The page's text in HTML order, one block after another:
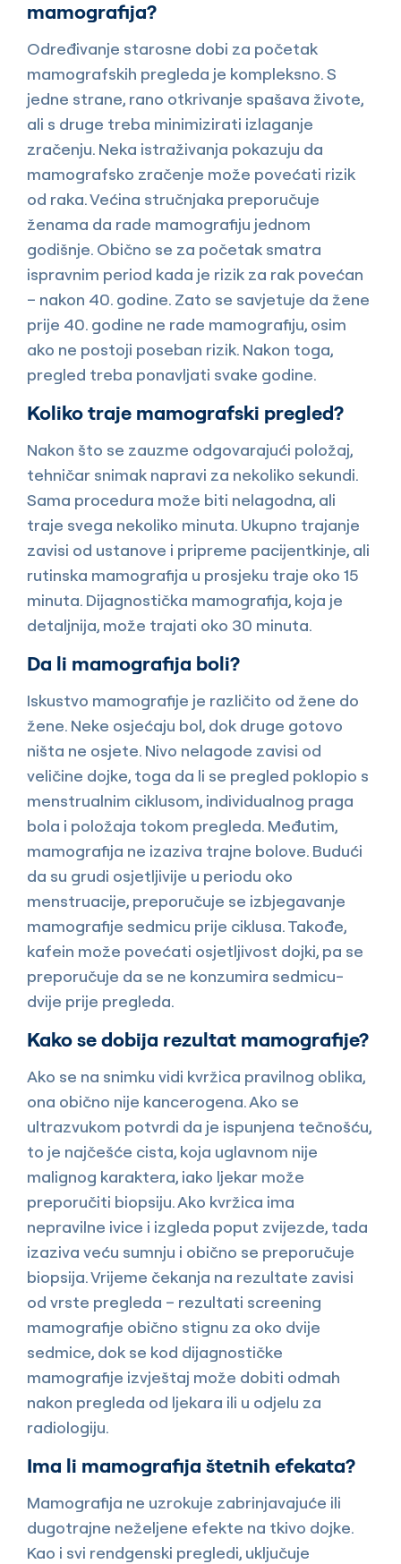
mamografija?
Određivanje starosne dobi za početak
mamografskih pregleda je kompleksno. S
jedne strane, rano otkrivanje spašava živote,
ali s druge treba minimizirati izlaganje
zračenju. Neka istraživanja pokazuju da
mamografsko zračenje može povećati rizik
od raka. Većina stručnjaka preporučuje
ženama da rade mamografiju jednom
godišnje. Obično se za početak smatra
ispravnim period kada je rizik za rak povećan
– nakon 40. godine. Zato se savjetuje da žene
prije 40. godine ne rade mamografiju, osim
ako ne postoji poseban rizik. Nakon toga,
pregled treba ponavljati svake godine.
Koliko traje mamografski pregled?
Nakon što se zauzme odgovarajući položaj,
tehničar snimak napravi za nekoliko sekundi.
Sama procedura može biti nelagodna, ali
traje svega nekoliko minuta. Ukupno trajanje
zavisi od ustanove i pripreme pacijentkinje, ali
rutinska mamografija u prosjeku traje oko 15
minuta. Dijagnostička mamografija, koja je
detaljnija, može trajati oko 30 minuta.
Da li mamografija boli?
Iskustvo mamografije je različito od žene do
žene. Neke osjećaju bol, dok druge gotovo
ništa ne osjete. Nivo nelagode zavisi od
veličine dojke, toga da li se pregled poklopio s
menstrualnim ciklusom, individualnog praga
bola i položaja tokom pregleda. Međutim,
mamografija ne izaziva trajne bolove. Budući
da su grudi osjetljivije u periodu oko
menstruacije, preporučuje se izbjegavanje
mamografije sedmicu prije ciklusa. Takođe,
kafein može povećati osjetljivost dojki, pa se
preporučuje da se ne konzumira sedmicu-
dvije prije pregleda.
Kako se dobija rezultat mamografije?
Ako se na snimku vidi kvržica pravilnog oblika,
ona obično nije kancerogena. Ako se
ultrazvukom potvrdi da je ispunjena tečnošću,
to je najčešće cista, koja uglavnom nije
malignog karaktera, iako ljekar može
preporučiti biopsiju. Ako kvržica ima
nepravilne ivice i izgleda poput zvijezde, tada
izaziva veću sumnju i obično se preporučuje
biopsija. Vrijeme čekanja na rezultate zavisi
od vrste pregleda – rezultati screening
mamografije obično stignu za oko dvije
sedmice, dok se kod dijagnostičke
mamografije izvještaj može dobiti odmah
nakon pregleda od ljekara ili u odjelu za
radiologiju.
Ima li mamografija štetnih efekata?
Mamografija ne uzrokuje zabrinjavajuće ili
dugotrajne neželjene efekte na tkivo dojke.
Kao i svi rendgenski pregledi, uključuje